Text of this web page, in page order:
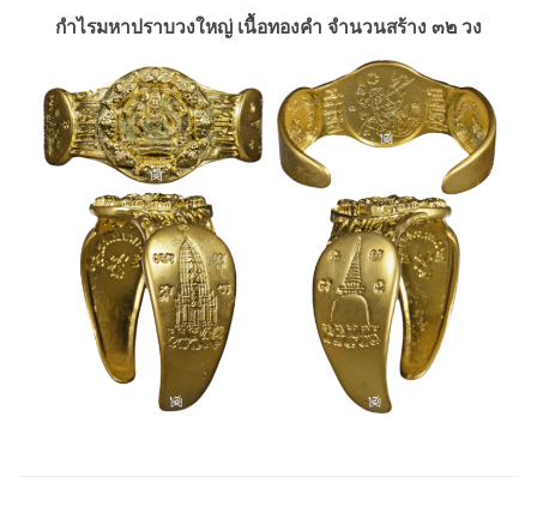
กำไรมหาปราบวงใหญ่ เนื้อทองคำ จำนวนสร้าง ๓๒ วง